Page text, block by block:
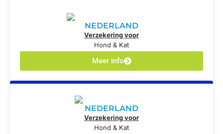
NEDERLAND
Verzekering voor
Hond & Kat
Meer info
NEDERLAND
Verzekering voor
Hond & Kat